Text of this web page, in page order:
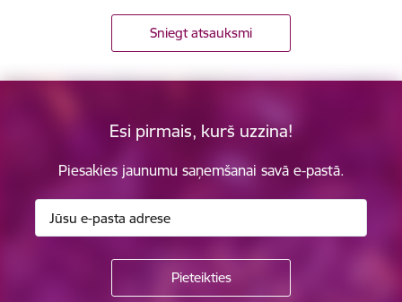
Sniegt atsauksmi
Esi pirmais, kurš uzzina!
Piesakies jaunumu saņemšanai savā e-pastā.